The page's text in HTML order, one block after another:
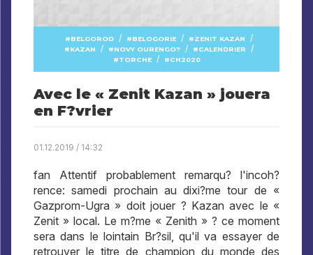
BELGOROD / BELOGORIE / ZENIT KAZAN /
KAZAN / NOVY OURENGO? / CALENDRIER /
TORCHE / CH2020
Avec le « Zenit Kazan » jouera
en F?vrier
01.12.2019 / 14:32
fan Attentif probablement remarqu? l'incoh?
rence: samedi prochain au dixi?me tour de «
Gazprom-Ugra » doit jouer ? Kazan avec le «
Zenit » local. Le m?me « Zenith » ? ce moment
sera dans le lointain Br?sil, qu'il va essayer de
retrouver le titre de champion du monde des